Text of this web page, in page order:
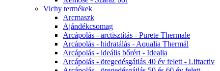
Vichy termékek
Arcmaszk
Ajándékcsomag
Arcápolás - arctisztítás - Purete Thermale
Arcápolás - hidratálás - Aqualia Thermál
Arcápolás - ideális bőrért - Idealia
Arcápolás - öregedésgátlás 40 év felett - Liftactiv